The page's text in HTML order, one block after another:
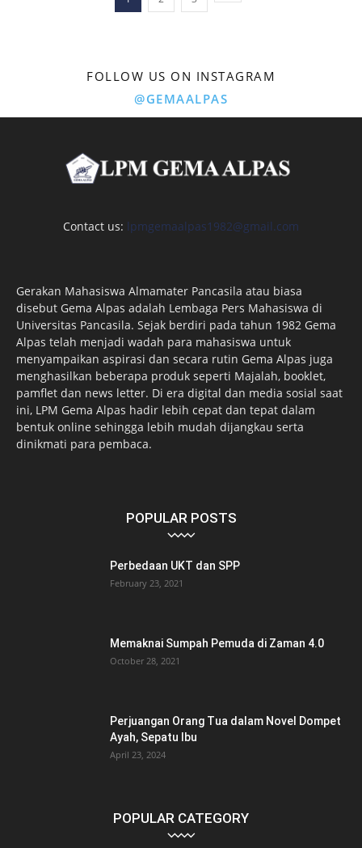
FOLLOW US ON INSTAGRAM
@GEMAALPAS
Contact us: lpmgemaalpas1982@gmail.com
Gerakan Mahasiswa Almamater Pancasila atau biasa
disebut Gema Alpas adalah Lembaga Pers Mahasiswa di
Universitas Pancasila. Sejak berdiri pada tahun 1982 Gema
Alpas telah menjadi wadah para mahasiswa untuk
menyampaikan aspirasi dan secara rutin Gema Alpas juga
menghasilkan beberapa produk seperti Majalah, booklet,
pamflet dan news letter. Di era digital dan media sosial saat
ini, LPM Gema Alpas hadir lebih cepat dan tepat dalam
bentuk online sehingga lebih mudah dijangkau serta
dinikmati para pembaca.
POPULAR POSTS
Perbedaan UKT dan SPP
February 23, 2021
Memaknai Sumpah Pemuda di Zaman 4.0
October 28, 2021
Perjuangan Orang Tua dalam Novel Dompet
Ayah, Sepatu Ibu
April 23, 2024
POPULAR CATEGORY